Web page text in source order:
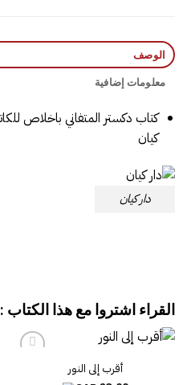
الوصف
معلومات إضافية
كيان
دار كيان
القراء اشتروا مع هذا الكتاب :
أقرب إلى النور